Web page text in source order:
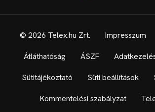
© 2026 Telex.hu Zrt. Impresszum
Átláthatóság ÁSZF
Sütitájékoztató Süti beállítások
Kommentelési szabályzat